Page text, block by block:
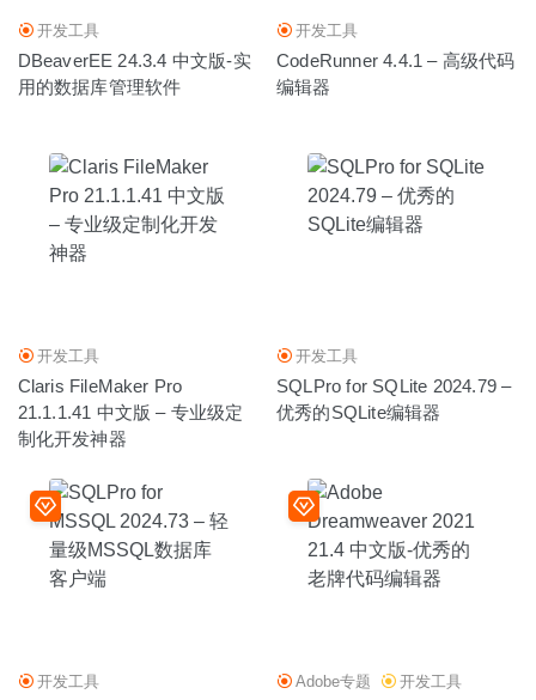
开发工具
DBeaverEE 24.3.4 中文版-实
用的数据库管理软件
开发工具
CodeRunner 4.4.1 – 高级代码
编辑器
开发工具
Claris FileMaker Pro
21.1.1.41 中文版 – 专业级定
制化开发神器
开发工具
SQLPro for SQLite 2024.79 –
优秀的SQLite编辑器
开发工具 Adobe专题 开发工具